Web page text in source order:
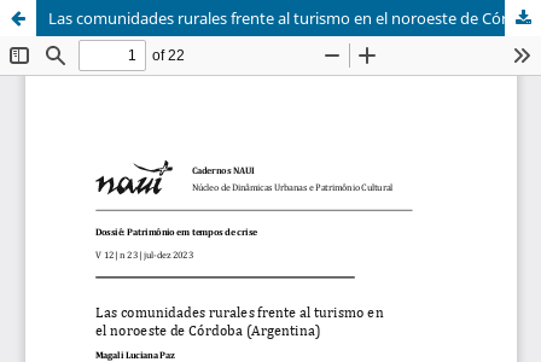
Las comunidades rurales frente al turismo en el noroeste de Córdoba (Argentina)